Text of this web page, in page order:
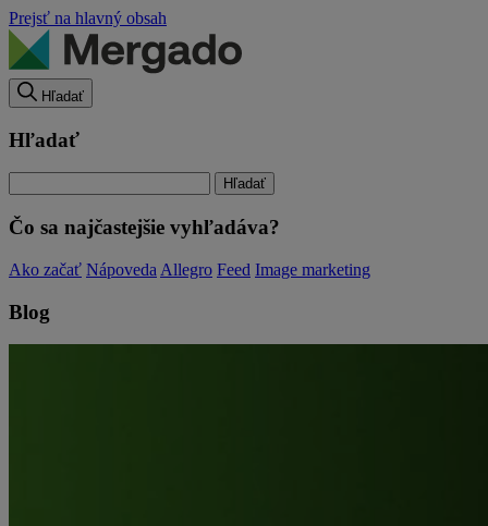
Prejsť na hlavný obsah
Hľadať
Hľadať
Čo sa najčastejšie vyhľadáva?
Ako začať Nápoveda Allegro Feed Image marketing
Blog